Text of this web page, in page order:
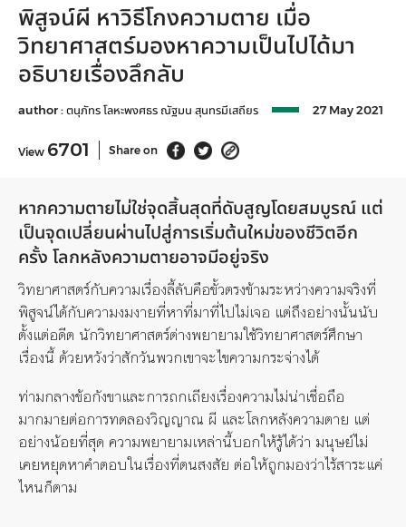
พิสูจน์ผี หาวิธีโกงความตาย เมื่อ
วิทยาศาสตร์มองหาความเป็นไปได้มา
อธิบายเรื่องลึกลับ
author :ตนุภัทร โลหะพงศธร ณัฐมน สุนทรมีเสถียร 27 May 2021
View 6701 Share on
หากความตายไม่ใช่จุดสิ้นสุดที่ดับสูญโดยสมบูรณ์ แต่
เป็นจุดเปลี่ยนผ่านไปสู่การเริ่มต้นใหม่ของชีวิตอีก
ครั้ง โลกหลังความตายอาจมีอยู่จริง
วิทยาศาสตร์กับความเรื่องลี้ลับคือขั้วตรงข้ามระหว่างความจริงที่
พิสูจน์ได้กับความงมงายที่หาที่มาที่ไปไม่เจอ แต่ถึงอย่างนั้นนับ
ตั้งแต่อดีต นักวิทยาศาสตร์ต่างพยายามใช้วิทยาศาสตร์ศึกษา
เรื่องนี้ ด้วยหวังว่าสักวันพวกเขาจะไขความกระจ่างได้
ท่ามกลางข้อกังขาและการถกเถียงเรื่องความไม่น่าเชื่อถือ
มากมายต่อการทดลองวิญญาณ ผี และโลกหลังความตาย แต่
อย่างน้อยที่สุด ความพยายามเหล่านี้บอกให้รู้ได้ว่า มนุษย์ไม่
เคยหยุดหาคำตอบในเรื่องที่ตนสงสัย ต่อให้ถูกมองว่าไร้สาระแค่
ไหนก็ตาม